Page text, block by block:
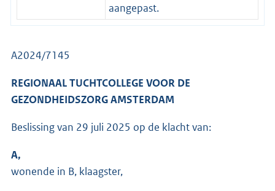
aangepast.
A2024/7145
REGIONAAL TUCHTCOLLEGE VOOR DE
GEZONDHEIDSZORG AMSTERDAM
Beslissing van 29 juli 2025 op de klacht van:
A,
wonende in B, klaagster,